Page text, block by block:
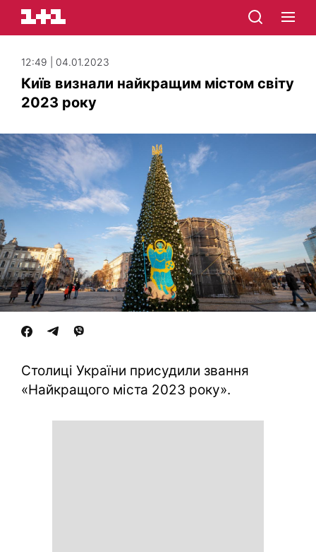
12:49 | 04.01.2023
Київ визнали найкращим містом світу
2023 року
Столиці України присудили звання
«Найкращого міста 2023 року».